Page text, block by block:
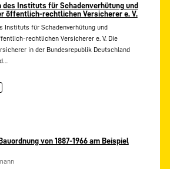
des Instituts für Schadenverhütung und
öffentlich-rechtlichen Versicherer e. V.
Instituts für Schadenverhütung und
rechtlichen Versicherer e. V. Die
in der Bundesrepublik Deutschland
von 1887-1966 am Beispiel